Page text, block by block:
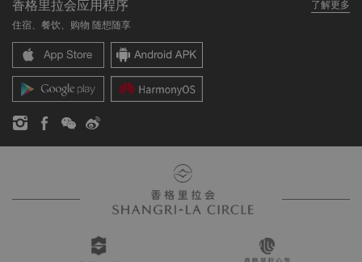
常见问题
联络我们
我们的酒店品牌
香格里拉中心
香格里拉公寓
联系方式
职业发展
企业社会责任
新闻稿
香格里拉会应用程序
了解更多
住宿、餐饮、购物 随想随享